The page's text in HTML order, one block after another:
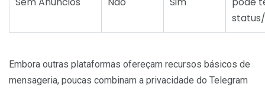
Embora outras plataformas ofereçam recursos básicos de
mensageria, poucas combinam a privacidade do Telegram